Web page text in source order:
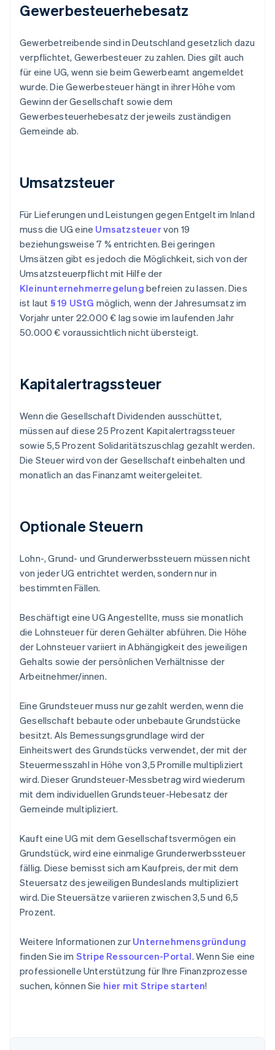
Gewerbesteuerhebesatz
Gewerbetreibende sind in Deutschland gesetzlich dazu
verpflichtet, Gewerbesteuer zu zahlen. Dies gilt auch
für eine UG, wenn sie beim Gewerbeamt angemeldet
wurde. Die Gewerbesteuer hängt in ihrer Höhe vom
Gewinn der Gesellschaft sowie dem
Gewerbesteuerhebesatz der jeweils zuständigen
Gemeinde ab.
Umsatzsteuer
Für Lieferungen und Leistungen gegen Entgelt im Inland
muss die UG eine Umsatzsteuervon 19
beziehungsweise 7 % entrichten. Bei geringen
Umsätzen gibt es jedoch die Möglichkeit, sich von der
Umsatzsteuerpflicht mit Hilfe der
Kleinunternehmerregelung befreien zu lassen. Dies
ist laut § 19 UStG möglich, wenn der Jahresumsatz im
Vorjahr unter 22.000 € lag sowie im laufenden Jahr
50.000 € voraussichtlich nicht übersteigt.
Kapitalertragssteuer
Wenn die Gesellschaft Dividenden ausschüttet,
müssen auf diese 25 Prozent Kapitalertragssteuer
sowie 5,5 Prozent Solidaritätszuschlag gezahlt werden.
Die Steuer wird von der Gesellschaft einbehalten und
monatlich an das Finanzamt weitergeleitet.
Optionale Steuern
Lohn-, Grund- und Grunderwerbssteuern müssen nicht
von jeder UG entrichtet werden, sondern nur in
bestimmten Fällen.
Beschäftigt eine UG Angestellte, muss sie monatlich
die Lohnsteuer für deren Gehälter abführen. Die Höhe
der Lohnsteuer variiert in Abhängigkeit des jeweiligen
Gehalts sowie der persönlichen Verhältnisse der
Arbeitnehmer/innen.
Eine Grundsteuer muss nur gezahlt werden, wenn die
Gesellschaft bebaute oder unbebaute Grundstücke
besitzt. Als Bemessungsgrundlage wird der
Einheitswert des Grundstücks verwendet, der mit der
Steuermesszahl in Höhe von 3,5 Promille multipliziert
wird. Dieser Grundsteuer-Messbetrag wird wiederum
mit dem individuellen Grundsteuer-Hebesatz der
Gemeinde multipliziert.
Kauft eine UG mit dem Gesellschaftsvermögen ein
Grundstück, wird eine einmalige Grunderwerbssteuer
fällig. Diese bemisst sich am Kaufpreis, der mit dem
Steuersatz des jeweiligen Bundeslands multipliziert
wird. Die Steuersätze variieren zwischen 3,5 und 6,5
Prozent.
Weitere Informationen zur Unternehmensgründung
finden Sie im Stripe Ressourcen-Portal. Wenn Sie eine
professionelle Unterstützung für Ihre Finanzprozesse
suchen, können Sie hier mit Stripe starten!